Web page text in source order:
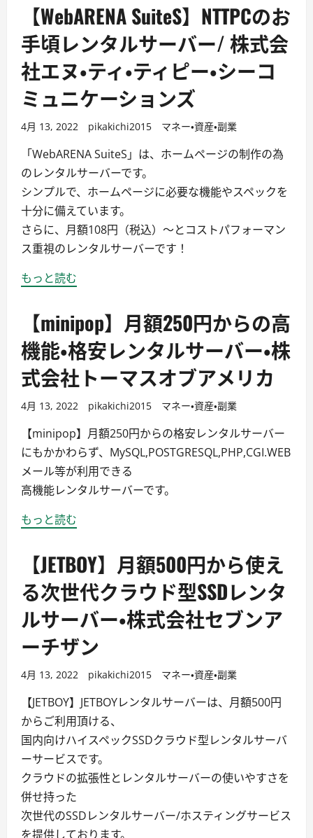
【WebARENA SuiteS】NTTPCのお
手頃レンタルサーバー/ 株式会
社エヌ・ティ・ティピー・シーコ
ミュニケーションズ
4月 13, 2022 pikakichi2015 マネー・資産・副業
「WebARENA SuiteS」は、ホームページの制作の為
のレンタルサーバーです。
シンプルで、ホームページに必要な機能やスペックを
十分に備えています。
さらに、月額108円（税込）〜とコストパフォーマン
ス重視のレンタルサーバーです！
もっと読む
【minipop】月額250円からの高
機能・格安レンタルサーバー・株
式会社トーマスオブアメリカ
4月 13, 2022 pikakichi2015 マネー・資産・副業
【minipop】月額250円からの格安レンタルサーバー
にもかかわらず、MySQL,POSTGRESQL,PHP,CGI.WEB
メール等が利用できる
高機能レンタルサーバーです。
もっと読む
【JETBOY】月額500円から使え
る次世代クラウド型SSDレンタ
ルサーバー・株式会社セブンア
ーチザン
4月 13, 2022 pikakichi2015 マネー・資産・副業
【JETBOY】JETBOYレンタルサーバーは、月額500円
からご利用頂ける、
国内向けハイスペックSSDクラウド型レンタルサーバ
ーサービスです。
クラウドの拡張性とレンタルサーバーの使いやすさを
併せ持った
次世代のSSDレンタルサーバー/ホスティングサービス
を提供しております。